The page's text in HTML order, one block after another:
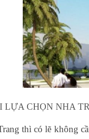
LỰA CHỌN NHA
thì có lẽ không